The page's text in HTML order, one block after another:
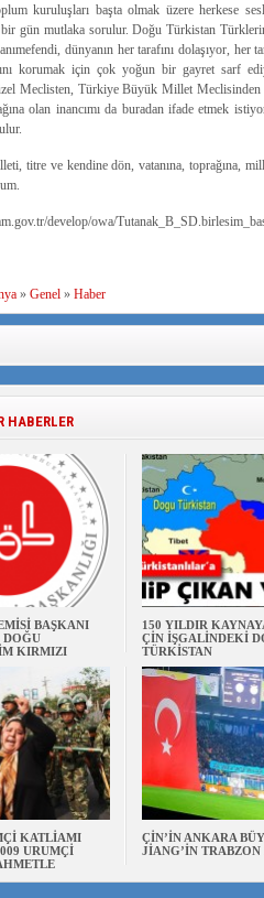
kuruluşları başta olmak üzere herkese
bir gün mutlaka sorulur. Doğu Türkistan
dünyanın her tarafını dolaşıyor, her
korumak için çok yoğun bir gayret sarf
Meclisten, Türkiye Büyük Millet Meclisinden
olan inancımı da buradan ifade etmek
ve kendine dön, vatanına, toprağına,
develop/owa/
» Genel» Haber
HABERLER
BAŞKANI
KIRMIZI
150 YILDIR
ÇİN İŞGALİNDEKİ
TÜRKİSTAN
KATLİAMI
URUMÇİ
ÇİN’İN ANKARA
JİANG’İN